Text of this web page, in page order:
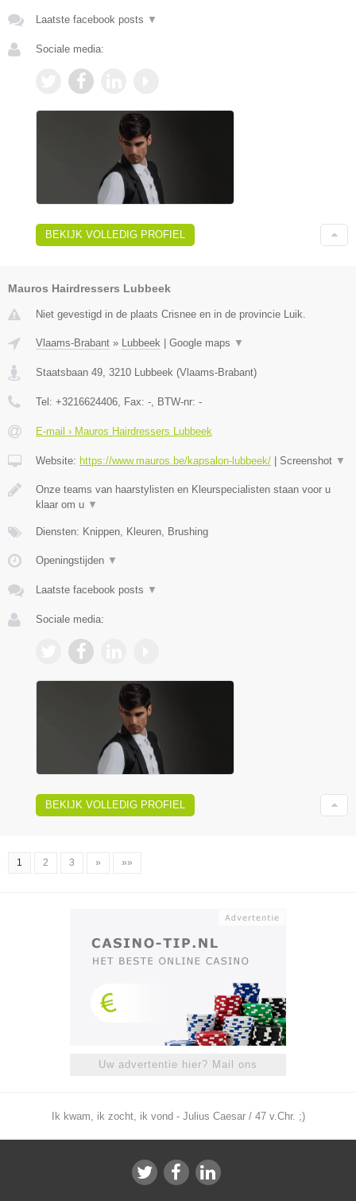
Laatste facebook posts ▼
Sociale media:
BEKIJK VOLLEDIG PROFIEL
Mauros Hairdressers Lubbeek
Niet gevestigd in de plaats Crisnee en in de provincie Luik.
Vlaams-Brabant » Lubbeek Google maps ▼
Staatsbaan 49, 3210 Lubbeek (Vlaams-Brabant)
Tel: +3216624406, Fax: -, BTW-nr: -
E-mail › Mauros Hairdressers Lubbeek
Website: https://www.mauros.be/kapsalon-lubbeek/ Screenshot ▼
Onze teams van haarstylisten en Kleurspecialisten staan voor u
klaar om u ▼
Diensten: Knippen, Kleuren, Brushing
Openingstijden ▼
Laatste facebook posts ▼
Sociale media:
BEKIJK VOLLEDIG PROFIEL
1 2 3 » »»
Uw advertentie hier? Mail ons
Ik kwam, ik zocht, ik vond - Julius Caesar / 47 v.Chr. ;)